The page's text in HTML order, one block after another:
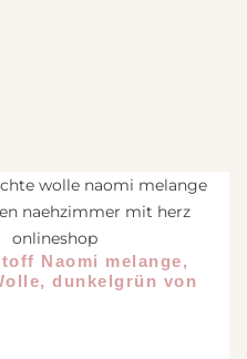
Naomi melange,
dunkelgrün von